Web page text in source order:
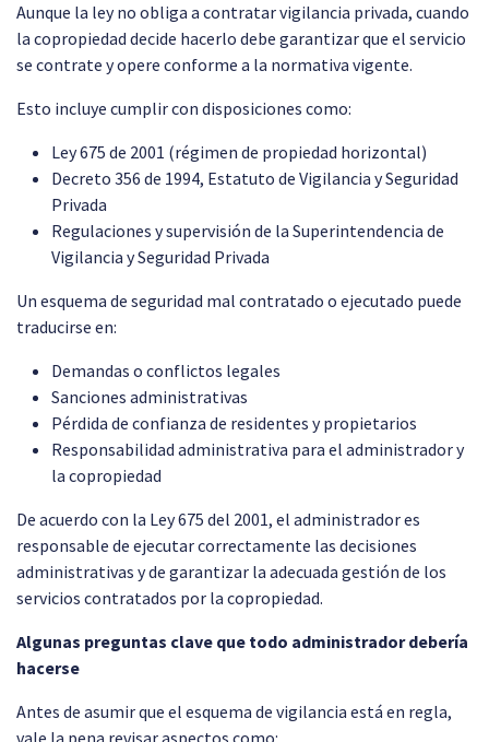
Aunque la ley no obliga a contratar vigilancia privada, cuando
la copropiedad decide hacerlo debe garantizar que el servicio
se contrate y opere conforme a la normativa vigente.
Esto incluye cumplir con disposiciones como:
Ley 675 de 2001 (régimen de propiedad horizontal)
Decreto 356 de 1994, Estatuto de Vigilancia y Seguridad
Privada
Regulaciones y supervisión de la Superintendencia de
Vigilancia y Seguridad Privada
Un esquema de seguridad mal contratado o ejecutado puede
traducirse en:
Demandas o conflictos legales
Sanciones administrativas
Pérdida de confianza de residentes y propietarios
Responsabilidad administrativa para el administrador y
la copropiedad
De acuerdo con la Ley 675 del 2001, el administrador es
responsable de ejecutar correctamente las decisiones
administrativas y de garantizar la adecuada gestión de los
servicios contratados por la copropiedad.
Algunas preguntas clave que todo administrador debería
hacerse
Antes de asumir que el esquema de vigilancia está en regla,